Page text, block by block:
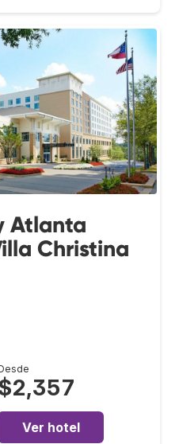
Atlanta
Christina
Ver hotel